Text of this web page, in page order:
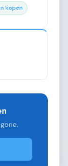
kopen